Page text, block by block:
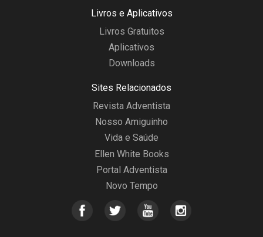
Livros e Aplicativos
Livros Gratuitos
Aplicativos
Downloads
Sites Relacionados
Revista Adventista
Nosso Amiguinho
Vida e Saúde
Ellen White Books
Portal Adventista
Novo Tempo